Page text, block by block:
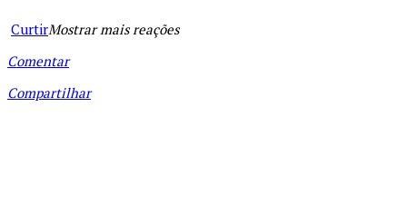
CurtirMostrar mais reações
Comentar
Compartilhar